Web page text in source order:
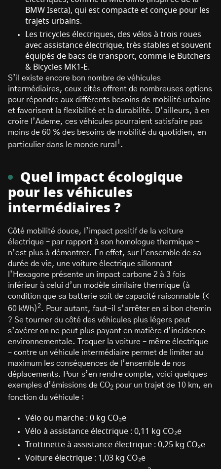
BMW Isetta), qui est compacte et conçue pour les
trajets urbains.
Les tricycles électriques, des vélos à trois roues
avec assistance électrique, très stables et souvent
équipés de bacs de transport, comme le Butchers
& Bicycles MK1-E.
S’il existe encore bon nombre de véhicules
intermédiaires, ceux cités offrent de nombreuses options
pour répondre aux différents besoins de mobilité urbaine
et favorisent la flexibilité et la durabilité. D’ailleurs, à en
croire l’Ademe, ces véhicules pourraient satisfaire pas
moins de 60 % des besoins de mobilité du quotidien, en
particulier dans le monde rural 1 .
Quel impact écologique
pour les véhicules
intermédiaires ?
Côté mobilité douce, l’impact positif de la voiture
électrique – par rapport à son homologue thermique –
n’est plus à démontrer. En effet, sur l’ensemble de sa
durée de vie, une voiture électrique sillonnant
l’Hexagone présente un impact carbone 2 à 3 fois
inférieur à celui d’un modèle similaire thermique (à
condition que sa batterie soit de capacité raisonnable (<
60 kWh)2. Pour autant, faut-il s’arrêter en si bon chemin
? Se tourner du côté des véhicules plus légers peut
s’avérer on ne peut plus payant en matière d’incidence
environnementale. Troquer la voiture – même électrique
– contre un véhicule intermédiaire permet de limiter au
maximum les conséquences de l’ensemble de nos
déplacements. Pour s’en rendre compte, voici quelques
exemples d’émissions de CO2 pour un trajet de 10 km, en
fonction du véhicule :
Vélo ou marche : 0 kg CO₂e
Vélo à assistance électrique : 0,11 kg CO₂e
Trottinette à assistance électrique : 0,25 kg CO₂e
Voiture électrique : 1,03 kg CO₂e